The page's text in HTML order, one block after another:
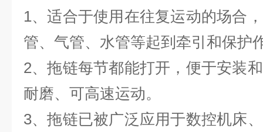
1、适合于使用在往复运动的场合
管、气管、水管等起到牵引和保护
2、拖链每节都能打开，便于安装
耐磨、可高速运动。
3、拖链已被广泛应用于数控机床